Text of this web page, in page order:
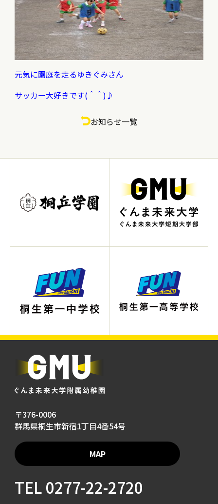
元気に園庭を走るゆきぐみさん
サッカー大好きです(＾＾)♪
お知らせ一覧
〒376-0006
群馬県桐生市新宿1丁目4番54号
MAP
TEL0277-22-2720